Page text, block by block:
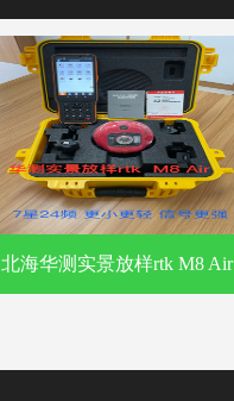
北海华测实景放样rtk M8 Air